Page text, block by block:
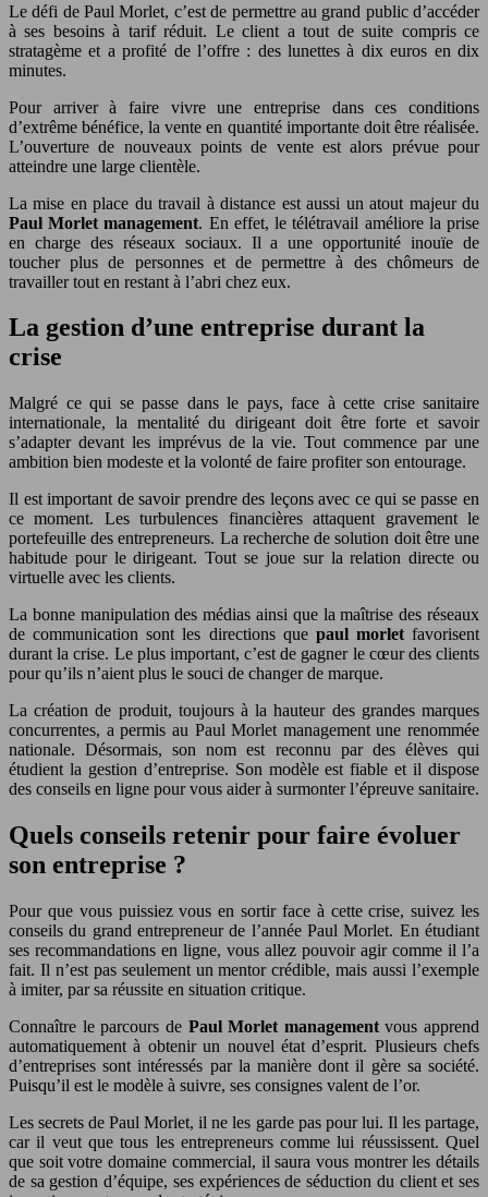
Le défi de Paul Morlet, c’est de permettre au grand public d’accéder
à ses besoins à tarif réduit. Le client a tout de suite compris ce
stratagème et a profité de l’offre : des lunettes à dix euros en dix
minutes.
Pour arriver à faire vivre une entreprise dans ces conditions
d’extrême bénéfice, la vente en quantité importante doit être réalisée.
L’ouverture de nouveaux points de vente est alors prévue pour
atteindre une large clientèle.
La mise en place du travail à distance est aussi un atout majeur du
Paul Morlet management. En effet, le télétravail améliore la prise
en charge des réseaux sociaux. Il a une opportunité inouïe de
toucher plus de personnes et de permettre à des chômeurs de
travailler tout en restant à l’abri chez eux.
La gestion d’une entreprise durant la
crise
Malgré ce qui se passe dans le pays, face à cette crise sanitaire
internationale, la mentalité du dirigeant doit être forte et savoir
s’adapter devant les imprévus de la vie. Tout commence par une
ambition bien modeste et la volonté de faire profiter son entourage.
Il est important de savoir prendre des leçons avec ce qui se passe en
ce moment. Les turbulences financières attaquent gravement le
portefeuille des entrepreneurs. La recherche de solution doit être une
habitude pour le dirigeant. Tout se joue sur la relation directe ou
virtuelle avec les clients.
La bonne manipulation des médias ainsi que la maîtrise des réseaux
de communication sont les directions que paul morlet favorisent
durant la crise. Le plus important, c’est de gagner le cœur des clients
pour qu’ils n’aient plus le souci de changer de marque.
La création de produit, toujours à la hauteur des grandes marques
concurrentes, a permis au Paul Morlet management une renommée
nationale. Désormais, son nom est reconnu par des élèves qui
étudient la gestion d’entreprise. Son modèle est fiable et il dispose
des conseils en ligne pour vous aider à surmonter l’épreuve sanitaire.
Quels conseils retenir pour faire évoluer
son entreprise ?
Pour que vous puissiez vous en sortir face à cette crise, suivez les
conseils du grand entrepreneur de l’année Paul Morlet. En étudiant
ses recommandations en ligne, vous allez pouvoir agir comme il l’a
fait. Il n’est pas seulement un mentor crédible, mais aussi l’exemple
à imiter, par sa réussite en situation critique.
Connaître le parcours de Paul Morlet managementvous apprend
automatiquement à obtenir un nouvel état d’esprit. Plusieurs chefs
d’entreprises sont intéressés par la manière dont il gère sa société.
Puisqu’il est le modèle à suivre, ses consignes valent de l’or.
Les secrets de Paul Morlet, il ne les garde pas pour lui. Il les partage,
car il veut que tous les entrepreneurs comme lui réussissent. Quel
que soit votre domaine commercial, il saura vous montrer les détails
de sa gestion d’équipe, ses expériences de séduction du client et ses